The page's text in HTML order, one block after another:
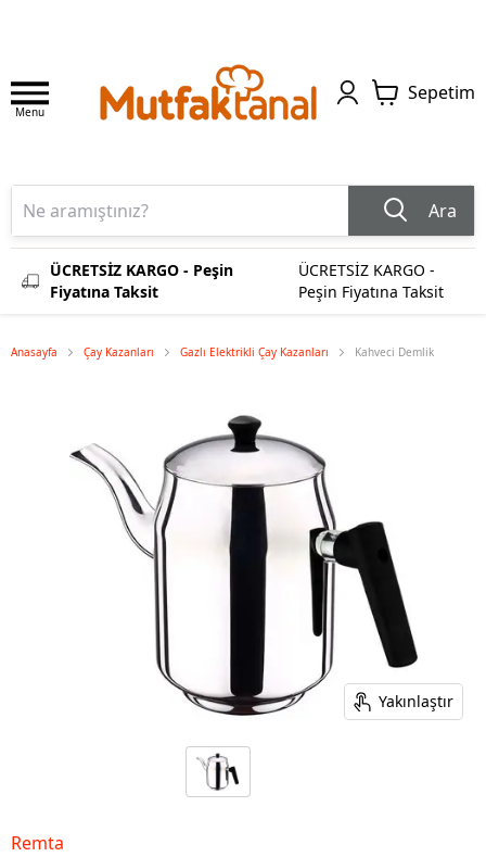
Menu
Sepetim
Ara
ÜCRETSİZ KARGO - Peşin
Fiyatına Taksit
ÜCRETSİZ KARGO -
Peşin Fiyatına Taksit
Anasayfa Çay Kazanları Gazlı Elektrikli Çay Kazanları Kahveci Demlik
Yakınlaştır
Remta